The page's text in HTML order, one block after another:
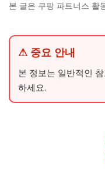
본 글은 쿠팡 파트너스 활
⚠ 중요 안내
본 정보는 일반적인
하세요.